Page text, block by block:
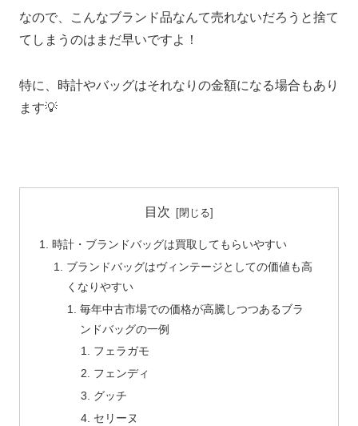
なので、こんなブランド品なんて売れないだろうと捨て
てしまうのはまだ早いですよ！
特に、時計やバッグはそれなりの金額になる場合もあり
ます💡
目次
時計・ブランドバッグは買取してもらいやすい
ブランドバッグはヴィンテージとしての価値も高
くなりやすい
毎年中古市場での価格が高騰しつつあるブラ
ンドバッグの一例
フェラガモ
フェンディ
グッチ
セリーヌ